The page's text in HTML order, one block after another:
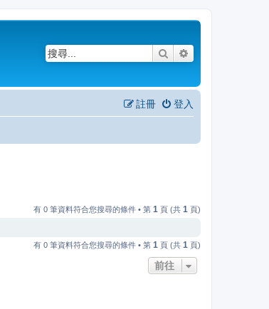
搜尋
登入
註冊
有 0 筆資料符合您搜尋的條件 • 第 1 頁 (共 1 頁)
有 0 筆資料符合您搜尋的條件 • 第 1 頁 (共 1 頁)
前往